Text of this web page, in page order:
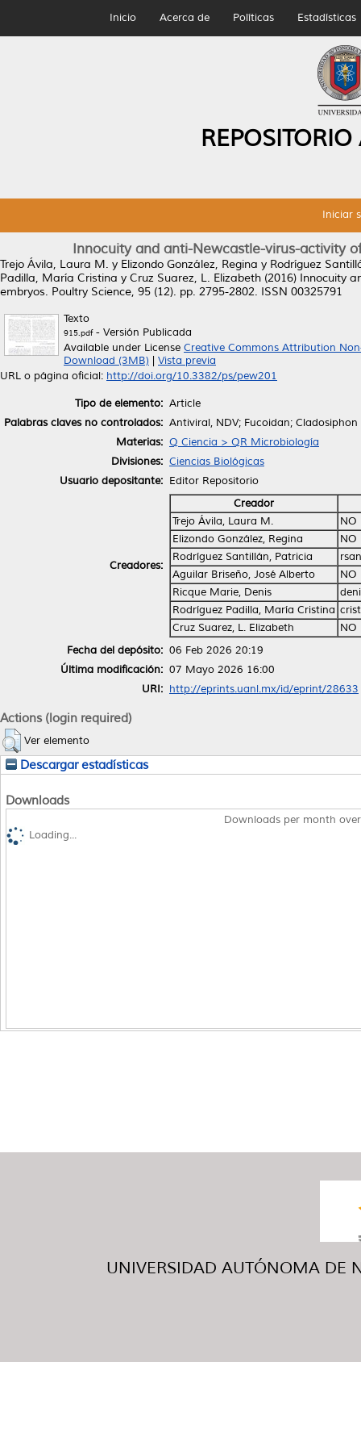
Inicio Acerca de Políticas Estadísticas
Iniciar
Innocuity and anti-Newcastle-virus-activity
Trejo Ávila, Laura M. y Elizondo González, Regina y Rodríguez
Padilla, María Cristina y Cruz Suarez, L. Elizabeth (2016) Innocuity
embryos. Poultry Science, 95 (12). pp. 2795-2802. ISSN 00325791
Texto
915.pdf- Versión Publicada
Available under License Creative Commons Attribution
Download (3MB)
Vista previa
URL o página oficial: http://doi.org/10.3382/ps/pew201
Tipo de elemento: Article
Palabras claves no controlados: Antiviral, NDV; Fucoidan;
Materias: Q Ciencia > QR Microbiología
Divisiones: Ciencias Biológicas
Usuario depositante: Editor Repositorio
Creadores:
Creador
Trejo Ávila, Laura M.
NO
Elizondo González, Regina
NO
Rodríguez Santillán, Patricia
Aguilar Briseño, José Alberto
NO
Ricque Marie, Denis
Rodríguez Padilla, María Cristina
Cruz Suarez, L. Elizabeth
NO
Fecha del depósito: 06 Feb 2026 20:19
Última modificación: 07 Mayo 2026 16:00
URI: http://eprints.uanl.mx/id/eprint/28633
Actions (login required)
Ver elemento
Descargar estadísticas
Downloads
Downloads per month
Loading...
UNIVERSIDAD AUTÓNOMA DE